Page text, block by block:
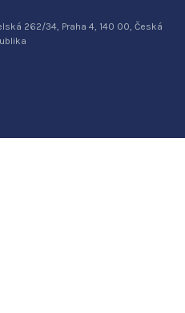
262/34, Praha 4, 140 00, Česká